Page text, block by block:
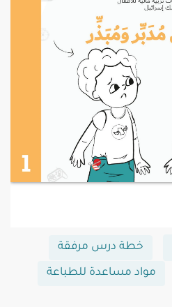
خطة درس مرفقة
مواد مساعدة للطباعة